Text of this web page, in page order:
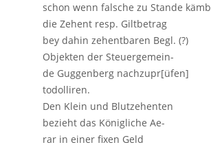
schon wenn falsche zu Stande kämb
die Zehent resp. Giltbetrag
bey dahin zehentbaren Begl. (?)
Objekten der Steuergemein-
de Guggenberg nachzupr[üfen]
todolliren.
Den Klein und Blutzehenten
bezieht das Königliche Ae-
rar in einer fixen Geld